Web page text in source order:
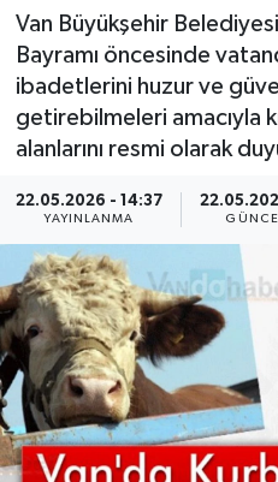
Van Büyükşehir
Bayramı öncesinde
ibadetlerini huzur ve
getirebilmeleri amacıyla
alanlarını resmi olarak
22.05.2026 - 14:37
YAYINLANMA
Köşe Yazıları
Hakkımda
Son Dakika Haberleri
Haber Arşivi